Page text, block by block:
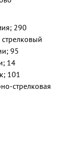
290
95
14
101
стрелковая